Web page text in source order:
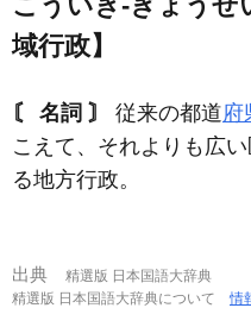
域行政】
〘 名詞 〙 従来の都道府
こえて、それよりも広
る地方行政。
出典
精選版 日本国語大辞典
精選版 日本国語大辞典について情